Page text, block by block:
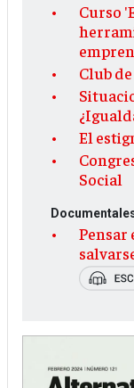
Curso
Club
El
Social
Pensar